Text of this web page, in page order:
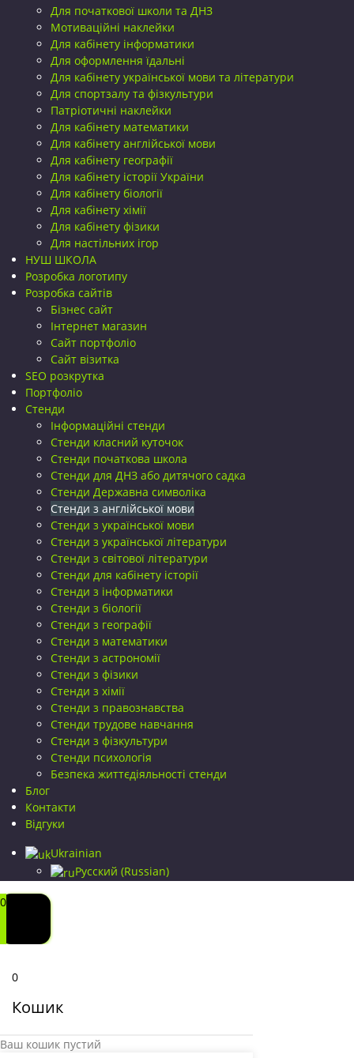
Для початкової школи та ДНЗ
Мотиваційні наклейки
Для кабінету інформатики
Для оформлення їдальні
Для кабінету української мови та літератури
Для спортзалу та фізкультури
Патріотичні наклейки
Для кабінету математики
Для кабінету англійської мови
Для кабінету географії
Для кабінету історії України
Для кабінету біології
Для кабінету хімії
Для кабінету фізики
Для настільних ігор
НУШ ШКОЛА
Розробка логотипу
Розробка сайтів
Бізнес сайт
Інтернет магазин
Сайт портфоліо
Сайт візитка
SEO розкрутка
Портфоліо
Стенди
Інформаційні стенди
Стенди класний куточок
Стенди початкова школа
Стенди для ДНЗ або дитячого садка
Стенди Державна символіка
Стенди з англійської мови
Стенди з української мови
Стенди з української літератури
Стенди з світової літератури
Стенди для кабінету історії
Стенди з інформатики
Стенди з біології
Стенди з географії
Стенди з математики
Стенди з астрономії
Стенди з фізики
Стенди з хімії
Стенди з правознавства
Стенди трудове навчання
Стенди з фізкультури
Стенди психологія
Безпека життєдіяльності стенди
Блог
Контакти
Відгуки
Ukrainian
Русский (Russian)
0
0
Кошик
Ваш кошик пустий